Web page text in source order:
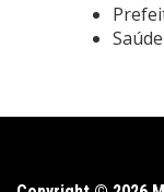
Saúde